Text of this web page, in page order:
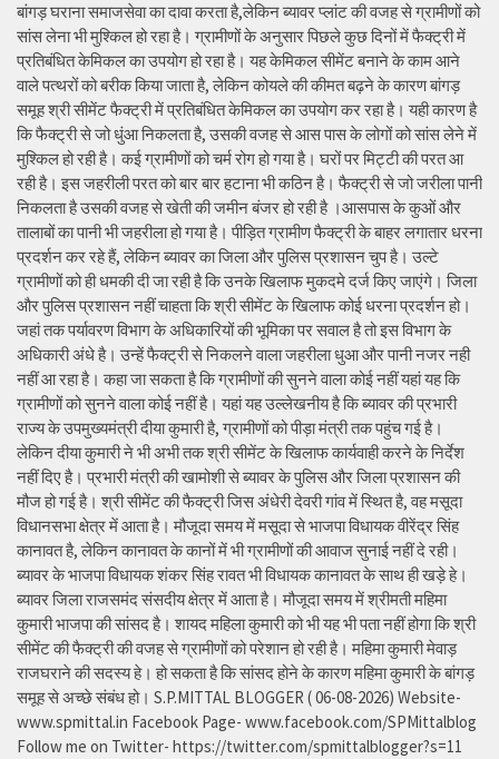
बांगड़ घराना समाजसेवा का दावा करता है,लेकिन ब्यावर प्लांट की वजह से ग्रामीणों को
सांस लेना भी मुश्किल हो रहा है। ग्रामीणों के अनुसार पिछले कुछ दिनों में फैक्ट्री में
प्रतिबंधित केमिकल का उपयोग हो रहा है। यह केमिकल सीमेंट बनाने के काम आने
वाले पत्थरों को बरीक किया जाता है, लेकिन कोयले की कीमत बढ़ने के कारण बांगड़
समूह श्री सीमेंट फैक्ट्री में प्रतिबंधित केमिकल का उपयोग कर रहा है। यही कारण है
कि फैक्ट्री से जो धुंआ निकलता है, उसकी वजह से आस पास के लोगों को सांस लेने में
मुश्किल हो रही है। कई ग्रामीणों को चर्म रोग हो गया है। घरों पर मिट्टी की परत आ
रही है। इस जहरीली परत को बार बार हटाना भी कठिन है। फैक्ट्री से जो जरीला पानी
निकलता है उसकी वजह से खेती की जमीन बंजर हो रही है ।आसपास के कुओं और
तालाबों का पानी भी जहरीला हो गया है। पीड़ित ग्रामीण फैक्ट्री के बाहर लगातार धरना
प्रदर्शन कर रहे हैं, लेकिन ब्यावर का जिला और पुलिस प्रशासन चुप है। उल्टे
ग्रामीणों को ही धमकी दी जा रही है कि उनके खिलाफ मुकदमे दर्ज किए जाएंगे। जिला
और पुलिस प्रशासन नहीं चाहता कि श्री सीमेंट के खिलाफ कोई धरना प्रदर्शन हो।
जहां तक पर्यावरण विभाग के अधिकारियों की भूमिका पर सवाल है तो इस विभाग के
अधिकारी अंधे है। उन्हें फैक्ट्री से निकलने वाला जहरीला धुआ और पानी नजर नही
नहीं आ रहा है। कहा जा सकता है कि ग्रामीणों की सुनने वाला कोई नहीं यहां यह कि
ग्रामीणों को सुनने वाला कोई नहीं है। यहां यह उल्लेखनीय है कि ब्यावर की प्रभारी
राज्य के उपमुख्यमंत्री दीया कुमारी है, ग्रामीणों को पीड़ा मंत्री तक पहुंच गई है।
लेकिन दीया कुमारी ने भी अभी तक श्री सीमेंट के खिलाफ कार्यवाही करने के निर्देश
नहीं दिए है। प्रभारी मंत्री की खामोशी से ब्यावर के पुलिस और जिला प्रशासन की
मौज हो गई है। श्री सीमेंट की फैक्ट्री जिस अंधेरी देवरी गांव में स्थित है, वह मसूदा
विधानसभा क्षेत्र में आता है। मौजूदा समय में मसूदा से भाजपा विधायक वीरेंद्र सिंह
कानावत है, लेकिन कानावत के कानों में भी ग्रामीणों की आवाज सुनाई नहीं दे रही।
ब्यावर के भाजपा विधायक शंकर सिंह रावत भी विधायक कानावत के साथ ही खड़े हे।
ब्यावर जिला राजसमंद संसदीय क्षेत्र में आता है। मौजूदा समय में श्रीमती महिमा
कुमारी भाजपा की सांसद है। शायद महिला कुमारी को भी यह भी पता नहीं होगा कि श्री
सीमेंट की फैक्ट्री की वजह से ग्रामीणों को परेशान हो रही है। महिमा कुमारी मेवाड़
राजघराने की सदस्य हे। हो सकता है कि सांसद होने के कारण महिमा कुमारी के बांगड़
समूह से अच्छे संबंध हो। S.P.MITTAL BLOGGER ( 06-08-2026) Website-
www.spmittal.in Facebook Page- www.facebook.com/SPMittalblog
Follow me on Twitter- https://twitter.com/spmittalblogger?s=11